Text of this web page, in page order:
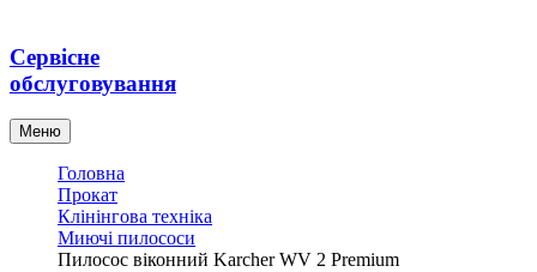
Сервісне
обслуговування
Меню
Головна
Прокат
Клінінгова техніка
Миючі пилососи
Пилосос віконний Karcher WV 2 Premium